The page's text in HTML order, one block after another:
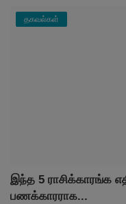
தகவல்கள்
இந்த 5 ராசிக்காரங்க
பணக்காரராக...